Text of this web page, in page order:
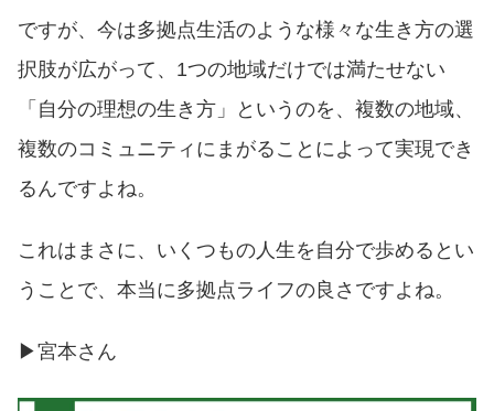
ですが、今は多拠点生活のような様々な生き方の選
択肢が広がって、1つの地域だけでは満たせない
「自分の理想の生き方」というのを、複数の地域、
複数のコミュニティにまがることによって実現でき
るんですよね。
これはまさに、いくつもの人生を自分で歩めるとい
うことで、本当に多拠点ライフの良さですよね。
▶︎宮本さん